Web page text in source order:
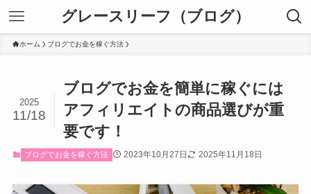
グレースリーフ（ブログ）
ホーム ブログでお金を稼ぐ方法
ブログでお金を簡単に稼ぐには
アフィリエイトの商品選びが重
要です！
2025
11/18
ブログでお金を稼ぐ方法 2023年10月27日 2025年11月18日